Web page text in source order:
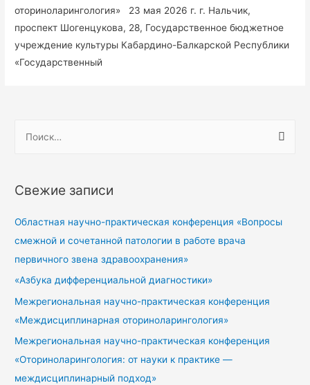
оториноларингология» 23 мая 2026 г. г. Нальчик,
проспект Шогенцукова, 28, Государственное бюджетное
учреждение культуры Кабардино-Балкарской Республики
«Государственный
Свежие записи
Областная научно-практическая конференция «Вопросы
смежной и сочетанной патологии в работе врача
первичного звена здравоохранения»
«Азбука дифференциальной диагностики»
Межрегиональная научно-практическая конференция
«Междисциплинарная оториноларингология»
Межрегиональная научно-практическая конференция
«Оториноларингология: от науки к практике —
междисциплинарный подход»